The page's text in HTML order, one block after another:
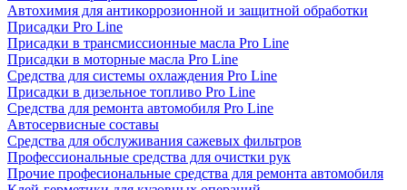
Автохимия для антикоррозионной и защитной обработки
Присадки Pro Line
Присадки в трансмиссионные масла Pro Line
Присадки в моторные масла Pro Line
Средства для системы охлаждения Pro Line
Присадки в дизельное топливо Pro Line
Средства для ремонта автомобиля Pro Line
Автосервисные составы
Средства для обслуживания сажевых фильтров
Профессиональные средства для очистки рук
Прочие професиональные средства для ремонта автомобиля